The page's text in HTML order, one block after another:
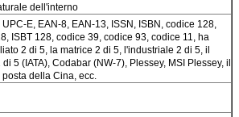
dell'interno
UPC-E, EAN-8, EAN-13, ISSN, ISBN, codice 128,
ISBT 128, codice 39, codice 93, codice 11, ha
2 di 5, la matrice 2 di 5, l'industriale 2 di 5, il
5 (IATA), Codabar (NW-7), Plessey, MSI Plessey, il
posta della Cina, ecc.